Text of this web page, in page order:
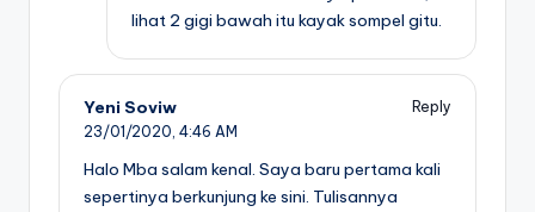
lihat 2 gigi bawah itu kayak sompel gitu.
Yeni Soviw
Reply
23/01/2020, 4:46 AM
Halo Mba salam kenal. Saya baru pertama kali
sepertinya berkunjung ke sini. Tulisannya